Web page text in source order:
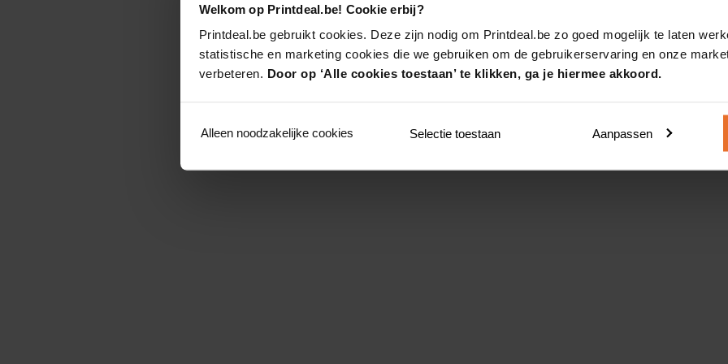
Welkom op Printdeal.be! Cookie erbij?
Printdeal.be gebruikt cookies. Deze zijn nodig om Printdeal.be zo goed mogelijk te laten
statistische en marketing cookies die we gebruiken om de gebruikerservaring en onze
verbeteren. Door op ‘Alle cookies toestaan’ te klikken, ga je hiermee akkoord.
Alleen noodzakelijke cookies Selectie toestaan Aanpassen